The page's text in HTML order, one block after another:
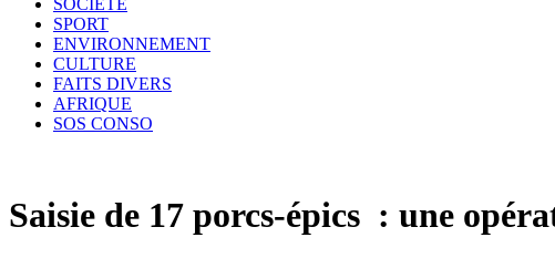
SOCIÉTÉ
SPORT
ENVIRONNEMENT
CULTURE
FAITS DIVERS
AFRIQUE
SOS CONSO
Saisie de 17 porcs-épics : une